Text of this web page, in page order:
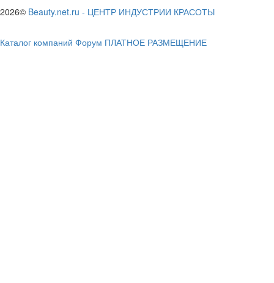
2026© Beauty.net.ru - ЦЕНТР ИНДУСТРИИ КРАСОТЫ
Каталог компаний Форум ПЛАТНОЕ РАЗМЕЩЕНИЕ